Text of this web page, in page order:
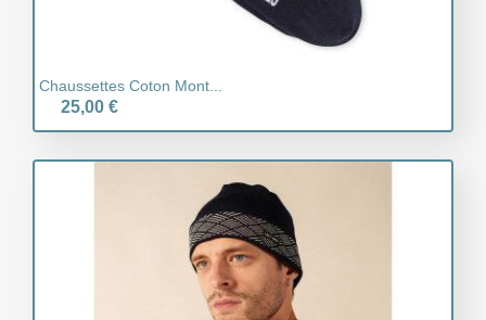
Chaussettes Coton Mont...
25,00 €